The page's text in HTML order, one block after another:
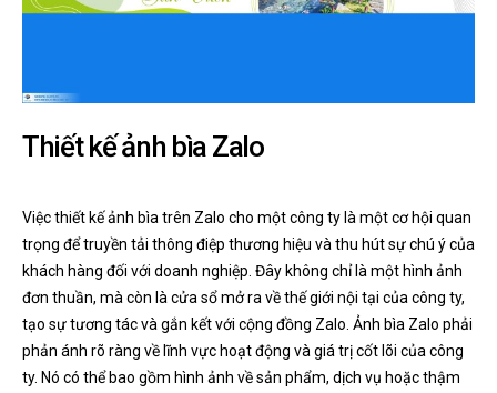
Thiết kế ảnh bìa Zalo
Việc thiết kế ảnh bìa trên Zalo cho một công ty là một cơ hội quan
trọng để truyền tải thông điệp thương hiệu và thu hút sự chú ý của
khách hàng đối với doanh nghiệp. Đây không chỉ là một hình ảnh
đơn thuần, mà còn là cửa sổ mở ra về thế giới nội tại của công ty,
tạo sự tương tác và gắn kết với cộng đồng Zalo. Ảnh bìa Zalo phải
phản ánh rõ ràng về lĩnh vực hoạt động và giá trị cốt lõi của công
ty. Nó có thể bao gồm hình ảnh về sản phẩm, dịch vụ hoặc thậm